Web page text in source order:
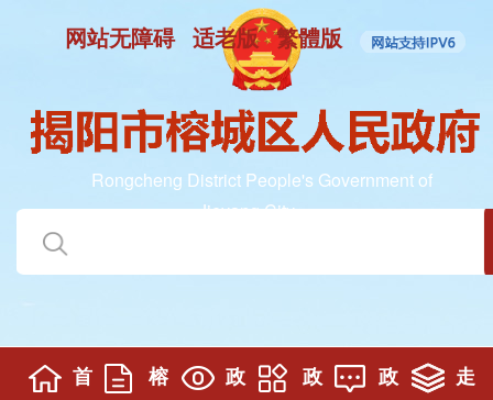
网站无障碍 适老版 繁體版
Rongcheng District People's Government of
Jieyang City
首 榕 政 政 政 走